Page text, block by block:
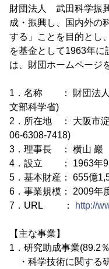
財団法人 武田科学振
成・振興し、国内外の
する」ことを目的とし
を基金として1963年に
は、財団ホームページ
1．名称 ： 財団法人
文部科学省)
2．所在地 ： 大阪市淀
06-6308-7418)
3．理事長 ： 横山 巖
4．設立 ： 1963年9
5．基本財産： 655億
6．事業規模： 2009年
7．URL ：
http://
【主な事業】
1．研究助成事業(89.2
・科学技術に関する